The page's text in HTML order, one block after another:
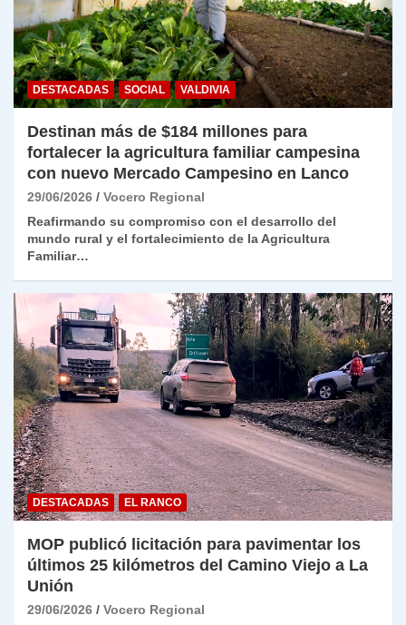
DESTACADAS SOCIAL VALDIVIA
Destinan más de $184 millones para
fortalecer la agricultura familiar campesina
con nuevo Mercado Campesino en Lanco
29/06/2026
Vocero Regional
Reafirmando su compromiso con el desarrollo del
mundo rural y el fortalecimiento de la Agricultura
Familiar…
DESTACADAS EL RANCO
MOP publicó licitación para pavimentar los
últimos 25 kilómetros del Camino Viejo a La
Unión
29/06/2026
Vocero Regional